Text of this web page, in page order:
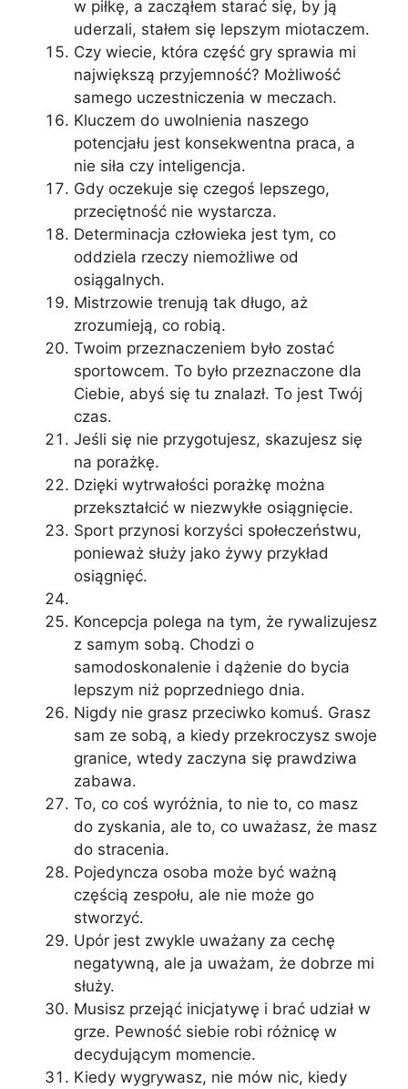
w piłkę, a zacząłem starać się, by ją
uderzali, stałem się lepszym miotaczem.
Czy wiecie, która część gry sprawia mi
największą przyjemność? Możliwość
samego uczestniczenia w meczach.
Kluczem do uwolnienia naszego
potencjału jest konsekwentna praca, a
nie siła czy inteligencja.
Gdy oczekuje się czegoś lepszego,
przeciętność nie wystarcza.
Determinacja człowieka jest tym, co
oddziela rzeczy niemożliwe od
osiągalnych.
Mistrzowie trenują tak długo, aż
zrozumieją, co robią.
Twoim przeznaczeniem było zostać
sportowcem. To było przeznaczone dla
Ciebie, abyś się tu znalazł. To jest Twój
czas.
Jeśli się nie przygotujesz, skazujesz się
na porażkę.
Dzięki wytrwałości porażkę można
przekształcić w niezwykłe osiągnięcie.
Sport przynosi korzyści społeczeństwu,
ponieważ służy jako żywy przykład
osiągnięć.
Koncepcja polega na tym, że rywalizujesz
z samym sobą. Chodzi o
samodoskonalenie i dążenie do bycia
lepszym niż poprzedniego dnia.
Nigdy nie grasz przeciwko komuś. Grasz
sam ze sobą, a kiedy przekroczysz swoje
granice, wtedy zaczyna się prawdziwa
zabawa.
To, co coś wyróżnia, to nie to, co masz
do zyskania, ale to, co uważasz, że masz
do stracenia.
Pojedyncza osoba może być ważną
częścią zespołu, ale nie może go
stworzyć.
Upór jest zwykle uważany za cechę
negatywną, ale ja uważam, że dobrze mi
służy.
Musisz przejąć inicjatywę i brać udział w
grze. Pewność siebie robi różnicę w
decydującym momencie.
Kiedy wygrywasz, nie mów nic, kiedy